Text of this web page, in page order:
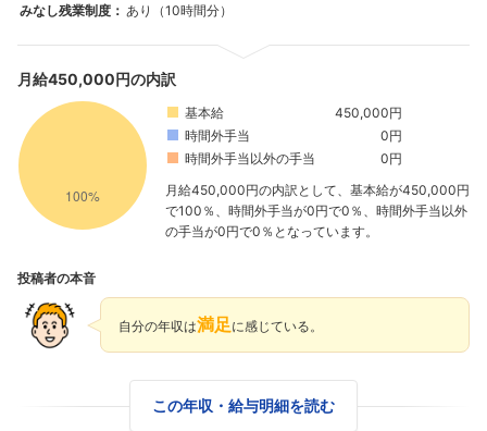
みなし残業制度： あり（10時間分）
月給450,000円の内訳
基本給
450,000円
時間外手当
0円
時間外手当以外の手当
0円
月給450,000円の内訳として、基本給が450,000円
で100％、時間外手当が0円で0％、時間外手当以外
の手当が0円で0％となっています。
投稿者の本音
自分の年収は満足に感じている。
この年収・給与明細を読む